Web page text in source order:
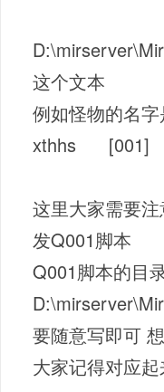
这个文本
例如怪物的名字
xthhs
这里大家需要
发Q001脚本
Q001脚本的目
要随意写即可
大家记得对应